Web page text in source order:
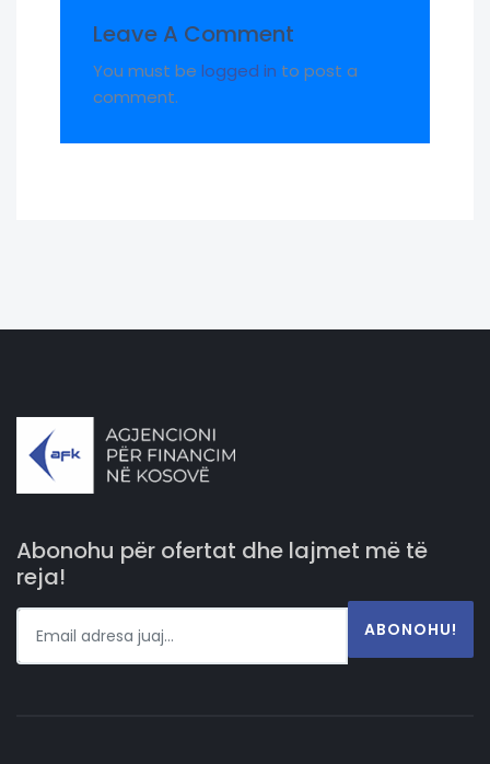
Leave A Comment
You must be logged in to post a
comment.
Abonohu për ofertat dhe lajmet më të
reja!
ABONOHU!